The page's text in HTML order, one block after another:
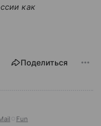
как
Поделиться
Fun